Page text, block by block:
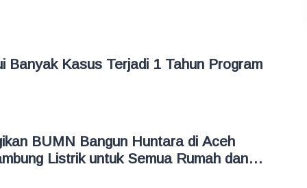
Banyak Kasus Terjadi 1 Tahun Program
BUMN Bangun Huntara di Aceh
Listrik untuk Semua Rumah dan